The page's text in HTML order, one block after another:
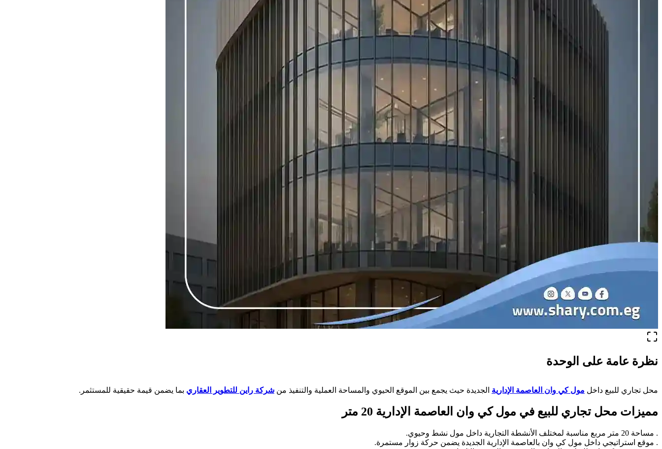
نظرة عامة على الوحدة
محل تجاري للبيع داخل مول كي وان العاصمة الإدارية الجديدة حيث يجمع بين الموقع الحيوي والمساحة العملية والتنفيذ من شركة راين للتطوير العقاري بما يضمن قيمة حقيقية للمستثمر.
مميزات محل تجاري للبيع في مول كي وان العاصمة الإدارية 20 متر
. مساحة 20 متر مربع مناسبة لمختلف الأنشطة التجارية داخل مول نشط وحيوي.
. موقع استراتيجي داخل مول كي وان بالعاصمة الإدارية الجديدة يضمن حركة زوار مستمرة.